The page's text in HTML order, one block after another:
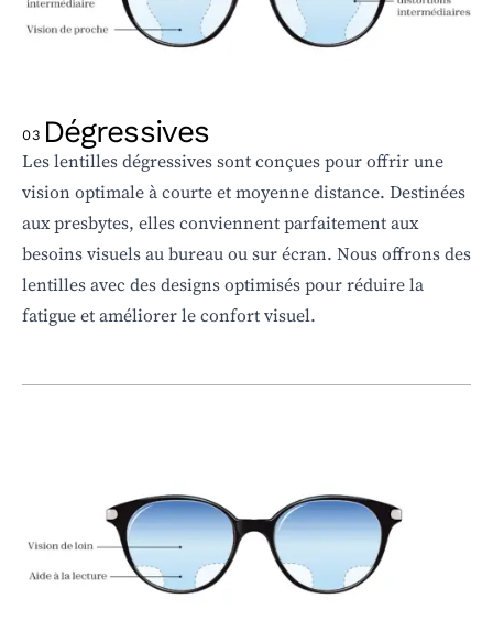
03 Dégressives
Les lentilles dégressives sont conçues pour offrir une
vision optimale à courte et moyenne distance. Destinées
aux presbytes, elles conviennent parfaitement aux
besoins visuels au bureau ou sur écran. Nous offrons des
lentilles avec des designs optimisés pour réduire la
fatigue et améliorer le confort visuel.